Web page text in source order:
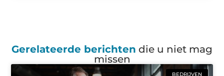
Gerelateerde berichten die u niet mag
missen
BEDRIJVEN